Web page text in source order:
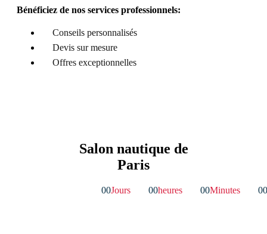
Bénéficiez de nos services professionnels:
Conseils personnalisés
Devis sur mesure
Offres exceptionnelles
Salon nautique de
Paris
00Jours 00heures 00Minutes 00